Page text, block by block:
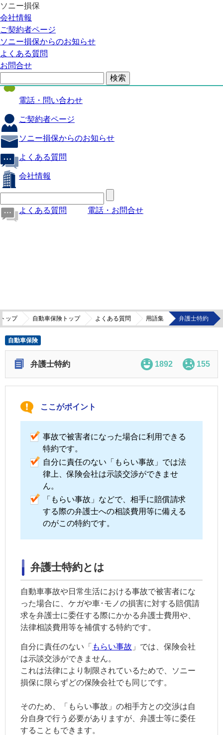
ソニー損保
会社情報
ご契約者ページ
ソニー損保からのお知らせ
よくある質問
お問合せ
自動車保険
医療保険
火災保険
海外旅行保険
電話・問い合わせ
ご契約者ページ
ソニー損保からのお知らせ
よくある質問
会社情報
よくある質問 電話・お問合せ
ップ 自動車保険トップ よくある質問 用語集 弁護士特約
自動車保険
弁護士特約 1892 155
ここがポイント
事故で被害者になった場合に利用できる
特約です。
自分に責任のない「もらい事故」では法
律上、保険会社は示談交渉ができませ
ん。
「もらい事故」などで、相手に賠償請求
する際の弁護士への相談費用等に備える
のがこの特約です。
弁護士特約とは
自動車事故や日常生活における事故で被害者にな
った場合に、ケガや車･モノの損害に対する賠償請
求を弁護士に委任する際にかかる弁護士費用や、
法律相談費用等を補償する特約です。
自分に責任のない「 もらい事故 」では、保険会社
は示談交渉ができません。
これは法律により制限されているためで、ソニー
損保に限らずどの保険会社でも同じです。
そのため、「もらい事故」の相手方との交渉は自
分自身で行う必要がありますが、弁護士等に委任
することもできます。